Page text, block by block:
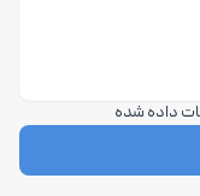
داده شده